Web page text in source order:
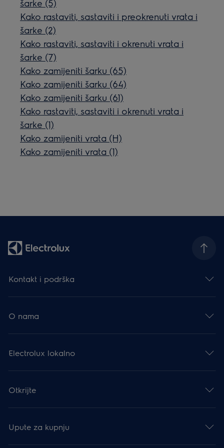
šarke (5)
Kako rastaviti, sastaviti i preokrenuti vrata i
šarke (2)
Kako rastaviti, sastaviti i okrenuti vrata i
šarke (7)
Kako zamijeniti šarku (65)
Kako zamijeniti šarku (64)
Kako zamijeniti šarku (61)
Kako rastaviti, sastaviti i okrenuti vrata i
šarke (1)
Kako zamijeniti vrata (H)
Kako zamijeniti vrata (1)
Kontakt i podrška
O nama
Electrolux lokalno
Otkrijte
Upute za kupnju